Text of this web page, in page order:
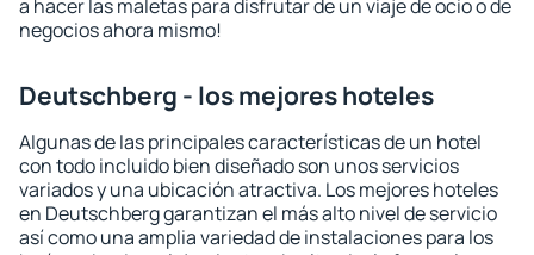
a hacer las maletas para disfrutar de un viaje de ocio o de
negocios ahora mismo!
Deutschberg - los mejores hoteles
Algunas de las principales características de un hotel
con todo incluido bien diseñado son unos servicios
variados y una ubicación atractiva. Los mejores hoteles
en Deutschberg garantizan el más alto nivel de servicio
así como una amplia variedad de instalaciones para los